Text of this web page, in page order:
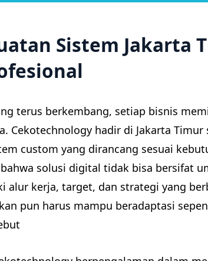
Sistem Jakarta
terus berkembang, setiap bisnis
Cekotechnology hadir di Jakarta Timur
custom yang dirancang sesuai
bahwa solusi digital tidak bisa bersifat
alur kerja, target, dan strategi yang
pun harus mampu beradaptasi